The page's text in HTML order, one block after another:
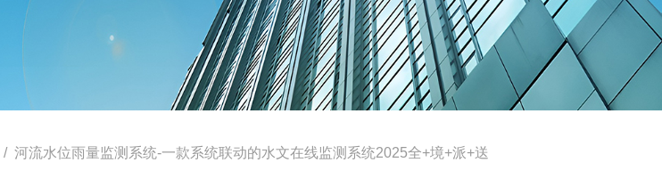
/ 河流水位雨量监测系统-一款系统联动的水文在线监测系统2025全+境+派+送